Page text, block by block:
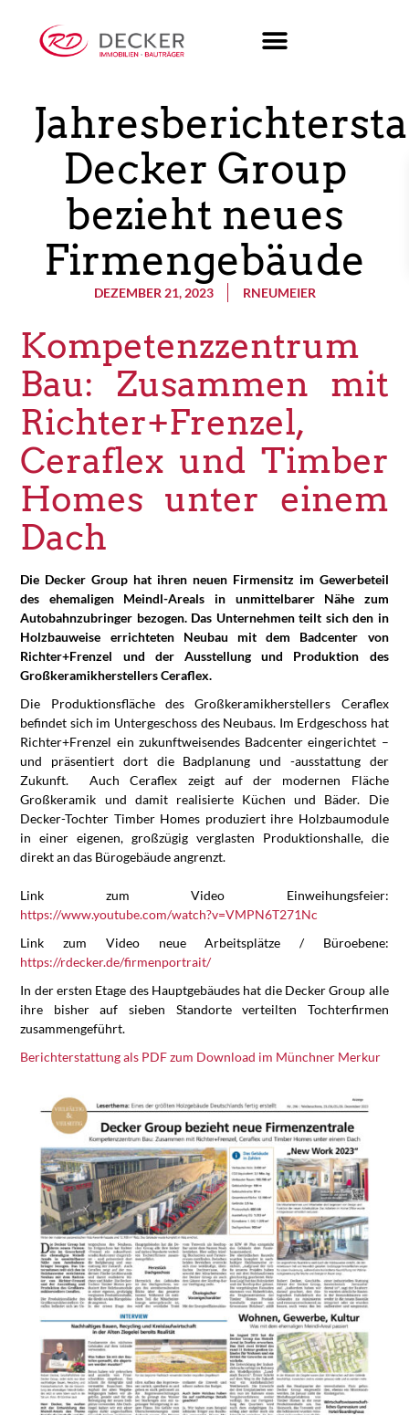
Decker Group
bezieht neues
Firmengebäude
DEZEMBER 21, 2023 RNEUMEIER
Kompetenzzentrum
Bau: Zusammen mit
Richter+Frenzel,
Ceraflex und Timber
Homes unter einem
Dach
Die Decker Group hat ihren neuen Firmensitz im Gewerbeteil
des ehemaligen Meindl-Areals in unmittelbarer Nähe zum
Autobahnzubringer bezogen. Das Unternehmen teilt sich den in
Holzbauweise errichteten Neubau mit dem Badcenter von
Richter+Frenzel und der Ausstellung und Produktion des
Großkeramikherstellers Ceraflex.
Die Produktionsfläche des Großkeramikherstellers Ceraflex
befindet sich im Untergeschoss des Neubaus. Im Erdgeschoss hat
Richter+Frenzel ein zukunftweisendes Badcenter eingerichtet –
und präsentiert dort die Badplanung und -ausstattung der
Zukunft. Auch Ceraflex zeigt auf der modernen Fläche
Großkeramik und damit realisierte Küchen und Bäder. Die
Decker-Tochter Timber Homes produziert ihre Holzbaumodule
in einer eigenen, großzügig verglasten Produktionshalle, die
direkt an das Bürogebäude angrenzt.
Link zum Video Einweihungsfeier:
https://www.youtube.com/watch?v=VMPN6T271Nc
Link zum Video neue Arbeitsplätze / Büroebene:
https://rdecker.de/firmenportrait/
In der ersten Etage des Hauptgebäudes hat die Decker Group alle
ihre bisher auf sieben Standorte verteilten Tochterfirmen
zusammengeführt.
Berichterstattung als PDF zum Download im Münchner Merkur